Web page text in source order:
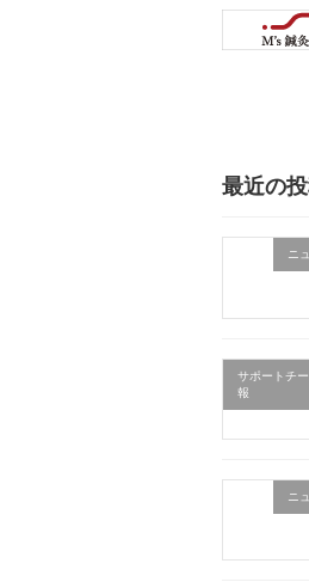
最近の
ニ
サポートチ
報
ニ